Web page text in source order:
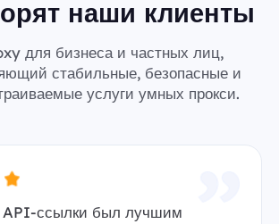
наши клиенты
для бизнеса и частных лиц,
стабильные, безопасные и
услуги умных прокси.
API-ссылки был лучшим